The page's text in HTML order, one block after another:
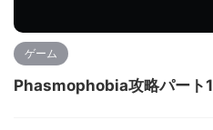
ゲーム
Phasmophobia攻略パート1